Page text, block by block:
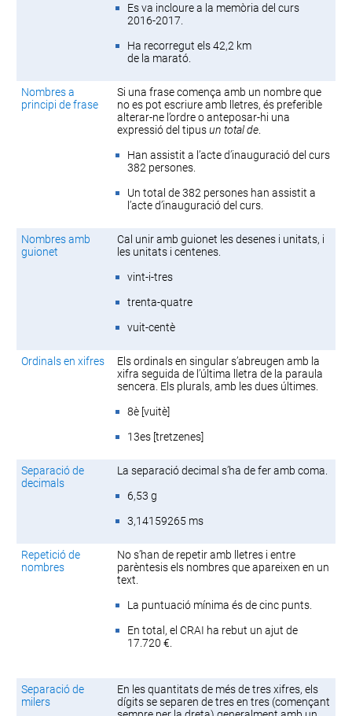
Es va incloure a la memòria del curs
2016-2017.
Ha recorregut els 42,2 km
de la marató.
Nombres a
principi de frase
Si una frase comença amb un nombre que
no es pot escriure amb lletres, és preferible
alterar-ne l’ordre o anteposar-hi una
expressió del tipusun total de.
Han assistit a l’acte d’inauguració del curs
382 persones.
Un total de 382 persones han assistit a
l’acte d’inauguració del curs.
Nombres amb
guionet
Cal unir amb guionet les desenes i unitats, i
les unitats i centenes.
vint-i-tres
trenta-quatre
vuit-centè
Ordinals en xifres
Els ordinals en singular s’abreugen amb la
xifra seguida de l’última lletra de la paraula
sencera. Els plurals, amb les dues últimes.
8è [vuitè]
13es [tretzenes]
Separació de
decimals
La separació decimal s’ha de fer amb coma.
6,53 g
3,14159265 ms
Repetició de
nombres
No s’han de repetir amb lletres i entre
parèntesis els nombres que apareixen en un
text.
La puntuació mínima és de cinc punts.
En total, el CRAI ha rebut un ajut de
17.720 €.
Separació de
milers
En les quantitats de més de tres xifres, els
dígits se separen de tres en tres (començant